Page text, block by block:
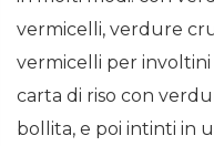
vermicelli, verdure
vermicelli per
carta di riso con
bollita, e poi intinti in